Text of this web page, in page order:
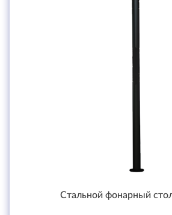
Стальной фонарный